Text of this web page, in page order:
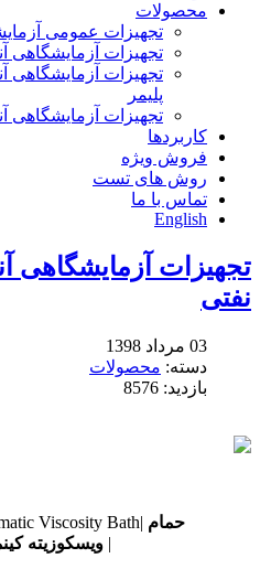
محصولات
تجهیزات عمومی
تجهیزات آزمایشگاهی
تجهیزات آزمایشگاهی
پلیمر
تجهیزات آزمایشگاهی
کاربردها
فروش ویژه
روش های تست
تماس با ما
English
تجهیزات آزمایشگاهی
نفتی
03 مرداد 1398
دسته: محصولات
بازدید: 8576
Viscosity Bath| حمام
ویسکوزیته |